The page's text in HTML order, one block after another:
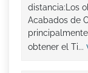
distancia:Los
Acabados de
obtener el Ti...